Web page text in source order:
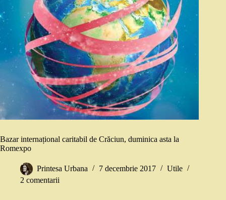
Bazar internațional caritabil de Crăciun, duminica asta la
Romexpo
Printesa Urbana 7 decembrie 2017
Utile
2 comentarii